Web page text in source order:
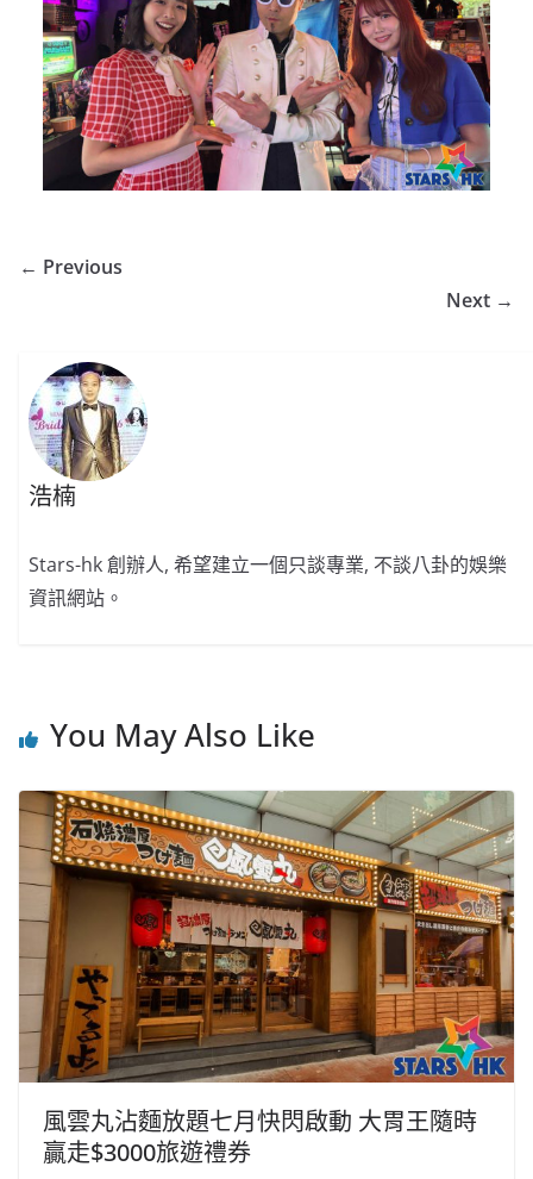
← Previous
Next →
浩楠
Stars-hk 創辦人, 希望建立一個只談專業, 不談八卦的娛樂
資訊網站。
You May Also Like
風雲丸沾麵放題七月快閃啟動 大胃王隨時
贏走$3000旅遊禮券